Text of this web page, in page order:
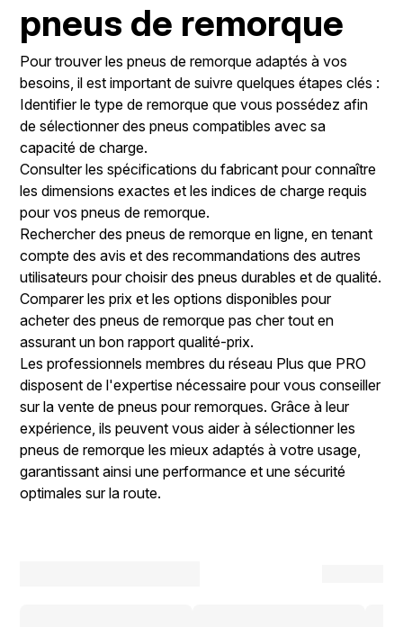
pneus de remorque
Pour trouver les pneus de remorque adaptés à vos
besoins, il est important de suivre quelques étapes clés :
Identifier le type de remorque que vous possédez afin
de sélectionner des pneus compatibles avec sa
capacité de charge.
Consulter les spécifications du fabricant pour connaître
les dimensions exactes et les indices de charge requis
pour vos pneus de remorque.
Rechercher des pneus de remorque en ligne, en tenant
compte des avis et des recommandations des autres
utilisateurs pour choisir des pneus durables et de qualité.
Comparer les prix et les options disponibles pour
acheter des pneus de remorque pas cher tout en
assurant un bon rapport qualité-prix.
Les professionnels membres du réseau Plus que PRO
disposent de l'expertise nécessaire pour vous conseiller
sur la vente de pneus pour remorques. Grâce à leur
expérience, ils peuvent vous aider à sélectionner les
pneus de remorque les mieux adaptés à votre usage,
garantissant ainsi une performance et une sécurité
optimales sur la route.